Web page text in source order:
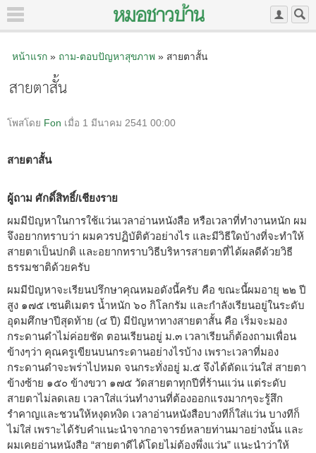
หน้าแรก» ถาม-ตอบปัญหาสุขภาพ» สายตาสั้น
สายตาสั้น
โพสโดย Fon เมื่อ 1 มีนาคม 2541 00:00
สายตาสั้น
ผู้ถาม ศักดิ์สิทธิ์/เชียงราย
ผมมีปัญหาในการใช้แว่นเวลาอ่านหนังสือ หรือเวลาที่ทำงานหนัก ผม
จึงอยากทราบว่า ผมควรปฏิบัติตัวอย่างไร และมีวิธีใดบ้างที่จะทำให้
สายตาเป็นปกติ และอยากทราบวิธีบริหารสายตาที่ได้ผลดีด้วยวิธี
ธรรมชาติด้วยครับ
ผมมีปัญหาจะเรียนปรึกษาคุณหมอดังนี้ครับ คือ ขณะนี้ผมอายุ ๒๒ ปี
สูง ๑๗๕ เซนติเมตร น้ำหนัก ๖๐ กิโลกรัม และกำลังเรียนอยู่ในระดับ
อุดมศึกษาปีสุดท้าย (๔ ปี) มีปัญหาทางสายตาสั้น คือ เริ่มจะมอง
กระดานดำไม่ค่อยชัด ตอนเรียนอยู่ ม.๓ เวลาเรียนก็ต้องถามเพื่อน
ข้างๆว่า คุณครูเขียนบนกระดานอย่างไรบ้าง เพราะเวลาที่มอง
กระดานดำจะพร่าไปหมด จนกระทั่งอยู่ ม.๕ จึงได้ตัดแว่นใส่ สายตา
ข้างซ้าย ๑๕๐ ข้างขวา ๑๗๕ วัดสายตาทุกปีที่ร้านแว่น แต่ระดับ
สายตาไม่ลดเลย เวลาใส่แว่นทำงานที่ต้องออกแรงมากๆจะรู้สึก
รำคาญและชวนให้หงุดหงิด เวลาอ่านหนังสือบางทีก็ใส่แว่น บางทีก็
ไม่ใส่ เพราะได้รับคำแนะนำจากอาจารย์หลายท่านมาอย่างนั้น และ
ผมเคยอ่านหนังสือ “สายตาดีได้โดยไม่ต้องพึ่งแว่น” แนะนำว่าให้